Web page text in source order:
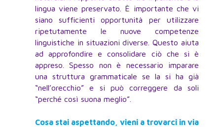
lingua viene preservato. È importante che vi
siano sufficienti opportunità per utilizzare
ripetutamente le nuove competenze
linguistiche in situazioni diverse. Questo aiuta
ad approfondire e consolidare ciò che si è
appreso. Spesso non è necessario imparare
una struttura grammaticale se la si ha già
“nell’orecchio” e si può correggere da soli
“perché così suona meglio”.
Cosa stai aspettando, vieni a trovarci in via